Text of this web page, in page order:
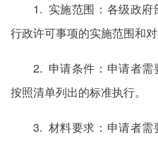
1. 实施范围：各级政府
行政许可事项的实施范围和对
2. 申请条件：申请者需
按照清单列出的标准执行。
3. 材料要求：申请者需